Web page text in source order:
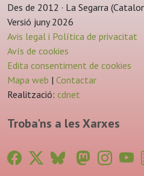
Des de 2012 · La Segarra
Versió juny 2026
Avis legal i Política de privacitat
Avís de cookies
Edita consentiment de cookies
Mapa web | Contactar
Realització: cdnet
Troba'ns a les Xarxes